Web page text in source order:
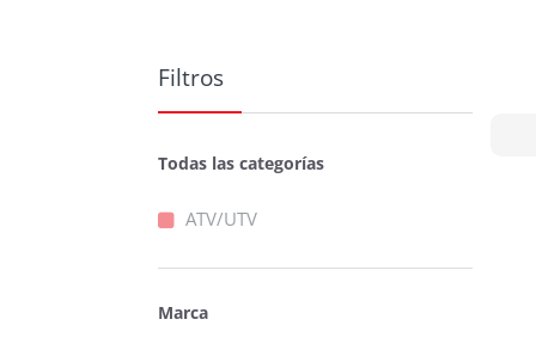
Filtros
Todas las categorías
ATV/UTV
Marca